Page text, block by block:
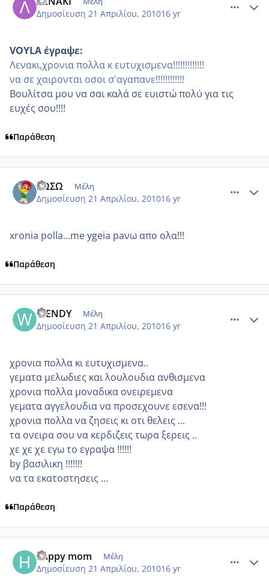
Δημοσίευση 21 Απριλίου, 201016 yr
VOYLA έγραψε:
Λενακι,χρονια πολλα κ ευτυχισμενα!!!!!!!!!!!!!
να σε χαιρονται οσοι σ'αγαπανε!!!!!!!!!!!!
Βουλίτσα μου να σαι καλά σε ευιστώ πολύ για τις
ευχές σου!!!!
Παράθεση
ΣΩΣΩ Μέλη
Δημοσίευση 21 Απριλίου, 201016 yr
xronia polla...me ygeia paνω απο ολα!!!
Παράθεση
WENDY Μέλη
Δημοσίευση 21 Απριλίου, 201016 yr
χρονια πολλα κι ευτυχισμενα..
γεματα μελωδιες και λουλουδια ανθισμενα
χρονια πολλα μοναδικα ονειρεμενα
γεματα αγγελουδια να προσεχουνε εσενα!!!
χρονια πολλα να ζησεις κι οτι θελεις ...
τα ονειρα σου να κερδιζεις τωρα ξερεις ..
χε χε χε εγω το εγραψα !!!!!!
by βασιλικη !!!!!!!
να τα εκατοστησεις ...
Παράθεση
happy mom Μέλη
Δημοσίευση 21 Απριλίου, 201016 yr